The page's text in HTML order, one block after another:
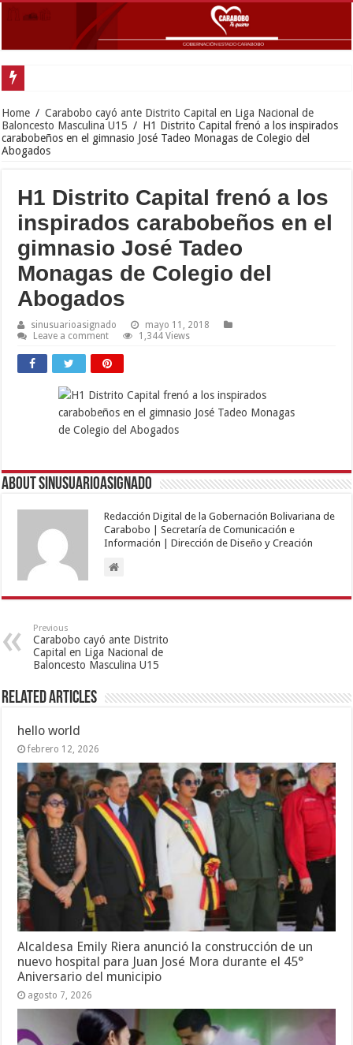
Home / Carabobo cayó ante Distrito Capital en Liga Nacional de
Baloncesto Masculina U15 / H1 Distrito Capital frenó a los inspirados
carabobeños en el gimnasio José Tadeo Monagas de Colegio del
Abogados
H1 Distrito Capital frenó a los
inspirados carabobeños en el
gimnasio José Tadeo
Monagas de Colegio del
Abogados
sinusuarioasignado
mayo 11, 2018
Leave a comment
1,344 Views
About sinusuarioasignado
Redacción Digital de la Gobernación Bolivariana de
Carabobo | Secretaría de Comunicación e
Información | Dirección de Diseño y Creación
Previous
Carabobo cayó ante Distrito
Capital en Liga Nacional de
Baloncesto Masculina U15
Related Articles
hello world
febrero 12, 2026
Alcaldesa Emily Riera anunció la construcción de un
nuevo hospital para Juan José Mora durante el 45°
Aniversario del municipio
agosto 7, 2026